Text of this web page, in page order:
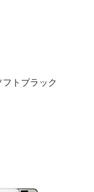
トブラック